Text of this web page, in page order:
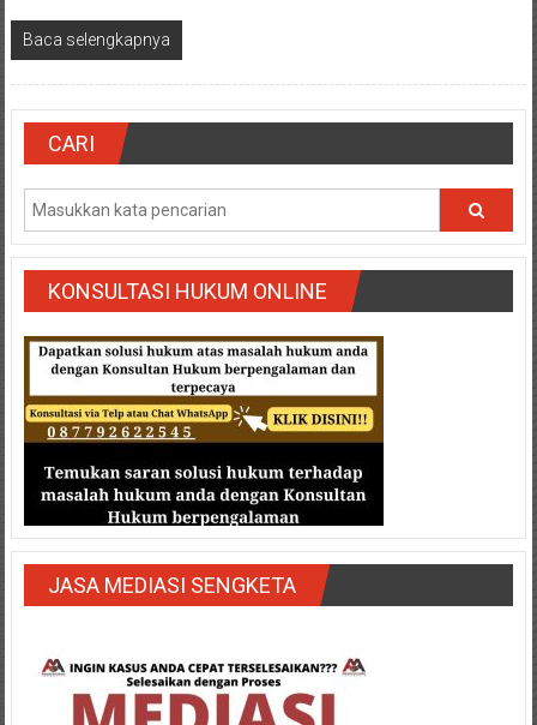
Yogyakarta/Bantul/Sleman/Gunung
Kidul/Wonosari/Wates/Kulonprogo/
Purwakarta,
Sukoharjo/
Semarang/
Batang/Brebes/
Purworejo,
Kebumen/Magelang/Temanggung/Mungkid/Demak/
Batu/
Blitar/Surabaya/Palembang/
Bekasi/Jakarta
selatan/
Jakarta
Utara/
Jakarta
Pusat/
Karawang/
Lampung
Barat/
Jambi/
Bengkulu/
Baca selengkapnya
CARI
KONSULTASI HUKUM ONLINE
JASA MEDIASI SENGKETA